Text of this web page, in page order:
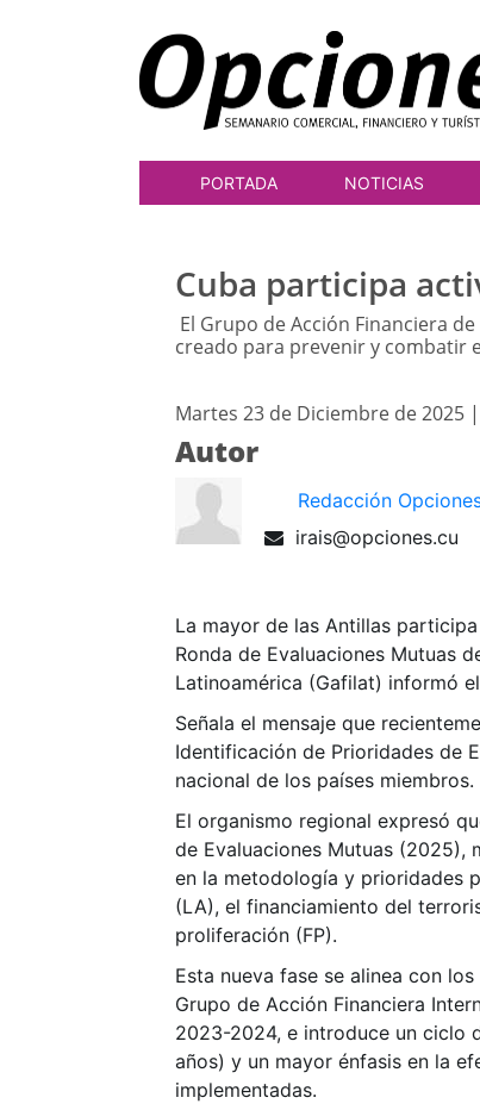
PORTADA NOTICIAS
Cuba participa
El Grupo de Acción Financiera
creado para prevenir y combatir
Martes 23 de Diciembre de 2025
Autor
Redacción
irais@opciones.cu
La mayor de las Antillas
Ronda de Evaluaciones Mutuas
Latinoamérica (Gafilat) informó
Señala el mensaje que
Identificación de Prioridades de
nacional de los países miembros.
El organismo regional expresó
de Evaluaciones Mutuas (2025),
en la metodología y prioridades
(LA), el financiamiento del
proliferación (FP).
Esta nueva fase se alinea con
Grupo de Acción Financiera
2023-2024, e introduce un ciclo
años) y un mayor énfasis en la
implementadas.